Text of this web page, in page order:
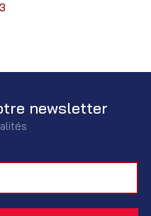
newsletter